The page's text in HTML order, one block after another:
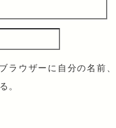
ラウザーに自分の名前、
。